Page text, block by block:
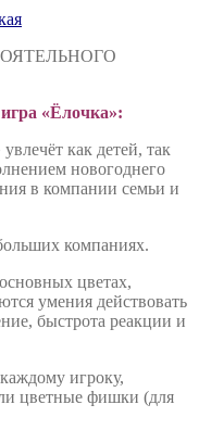
«Ёлочка»:
как детей, так
новогоднего
в компании семьи и
компаниях.
цветах,
умения действовать
быстрота реакции и
игроку,
цветные фишки (для